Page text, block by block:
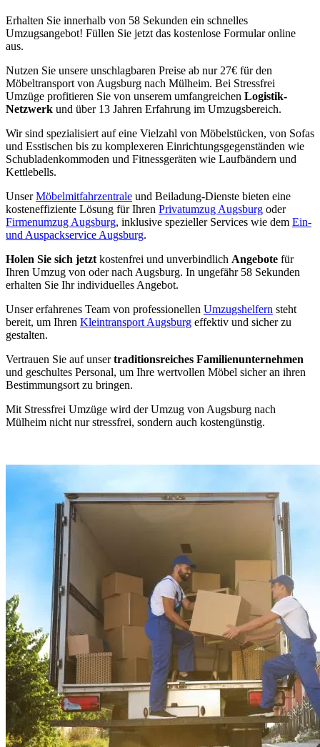
Erhalten Sie innerhalb von 58 Sekunden ein schnelles
Umzugsangebot! Füllen Sie jetzt das kostenlose Formular online
aus.
Nutzen Sie unsere unschlagbaren Preise ab nur 27€ für den
Möbeltransport von Augsburg nach Mülheim. Bei Stressfrei
Umzüge profitieren Sie von unserem umfangreichen Logistik-
Netzwerk und über 13 Jahren Erfahrung im Umzugsbereich.
Wir sind spezialisiert auf eine Vielzahl von Möbelstücken, von Sofas
und Esstischen bis zu komplexeren Einrichtungsgegenständen wie
Schubladenkommoden und Fitnessgeräten wie Laufbändern und
Kettlebells.
UnserMöbelmitfahrzentrale und Beiladung-Dienste bieten eine
kosteneffiziente Lösung für Ihren Privatumzug Augsburg oder
Firmenumzug Augsburg, inklusive spezieller Services wie dem Ein-
und Auspackservice Augsburg.
Holen Sie sich jetzt kostenfrei und unverbindlich Angebote für
Ihren Umzug von oder nach Augsburg. In ungefähr 58 Sekunden
erhalten Sie Ihr individuelles Angebot.
Unser erfahrenes Team von professionellen Umzugshelfern steht
bereit, um Ihren Kleintransport Augsburg effektiv und sicher zu
gestalten.
Vertrauen Sie auf unsertraditionsreiches Familienunternehmen
und geschultes Personal, um Ihre wertvollen Möbel sicher an ihren
Bestimmungsort zu bringen.
Mit Stressfrei Umzüge wird der Umzug von Augsburg nach
Mülheim nicht nur stressfrei, sondern auch kostengünstig.